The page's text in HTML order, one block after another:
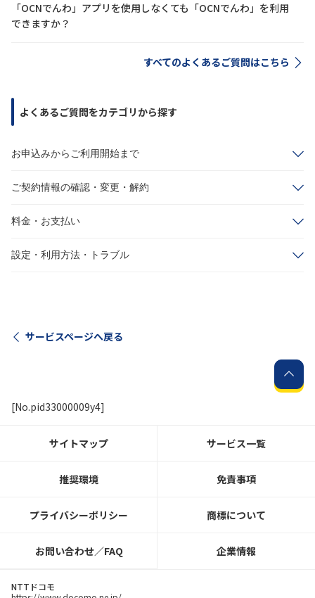
「OCNでんわ」アプリを使用しなくても「OCNでんわ」を利用
できますか？
すべてのよくあるご質問はこちら
よくあるご質問をカテゴリから探す
お申込みからご利用開始まで
ご契約情報の確認・変更・解約
料金・お支払い
設定・利用方法・トラブル
サービスページへ戻る
[No.pid33000009y4]
サイトマップ サービス一覧
推奨環境 免責事項
プライバシーポリシー 商標について
お問い合わせ／FAQ 企業情報
NTTドコモ